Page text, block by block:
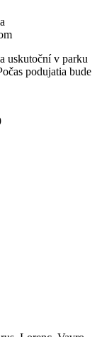
uskutoční v parku
podujatia bude